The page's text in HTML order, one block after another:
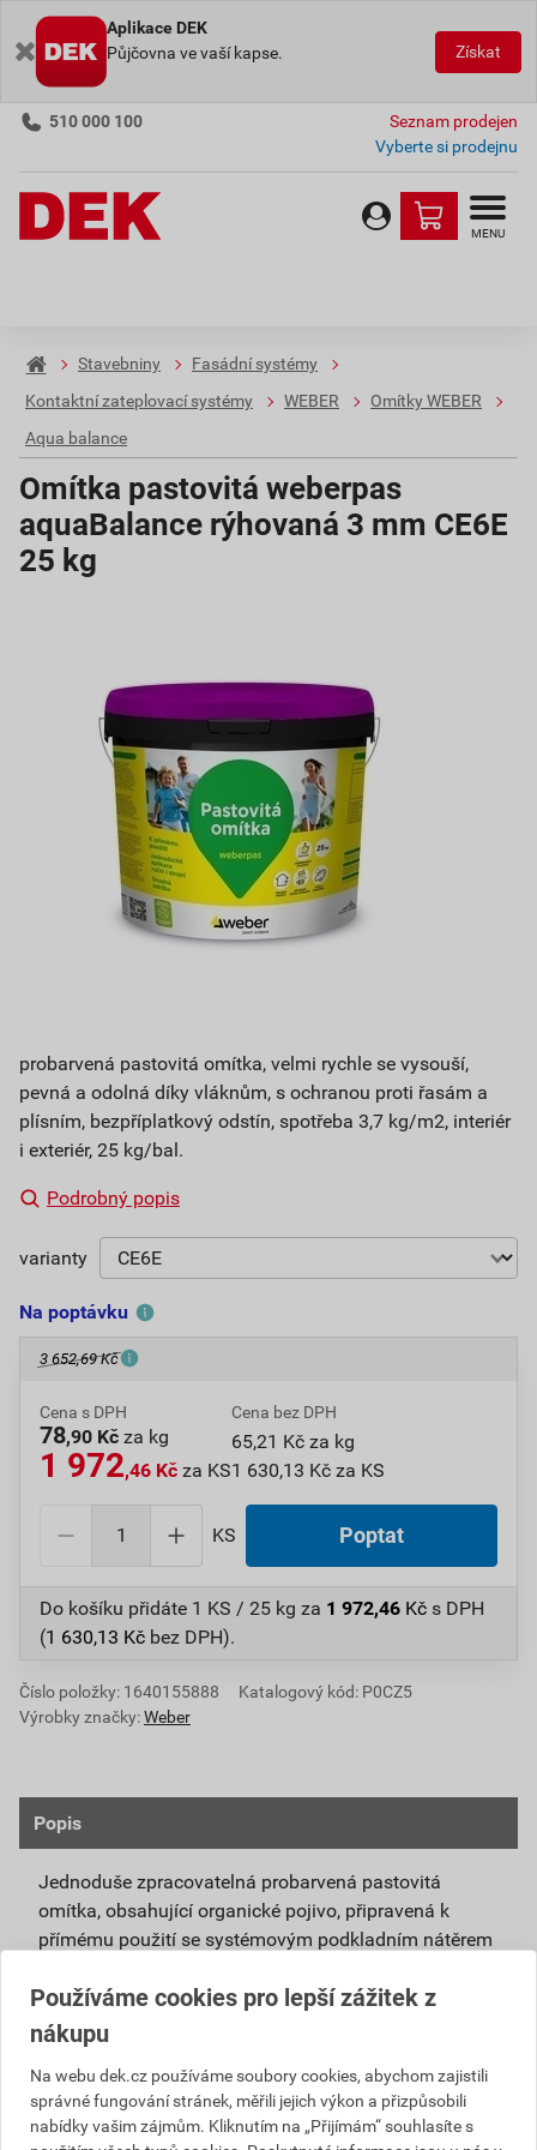
Aplikace DEK
Půjčovna ve vaší kapse.
Získat
510 000 100
Seznam prodejen
Vyberte si prodejnu
MENU
Stavebniny
Fasádní systémy
Kontaktní zateplovací systémy
WEBER
Omítky WEBER
Aqua balance
Omítka pastovitá weberpas
aquaBalance rýhovaná 3 mm CE6E
25 kg
probarvená pastovitá omítka, velmi rychle se vysouší,
pevná a odolná díky vláknům, s ochranou proti řasám a
plísním, bezpříplatkový odstín, spotřeba 3,7 kg/m2, interiér
i exteriér, 25 kg/bal.
Podrobný popis
varianty
Na poptávku
3 652,69 Kč
Cena s DPH
78,90 Kč za kg
1 972,46 Kč za KS
Cena bez DPH
65,21 Kč za kg
1 630,13 Kč za KS
KS Poptat
Do košíku přidáte 1 KS / 25 kg za 1 972,46 Kč s DPH
(1 630,13 Kč bez DPH).
Číslo položky: 1640155888
Katalogový kód: P0CZ5
Výrobky značky:Weber
Popis
Jednoduše zpracovatelná probarvená pastovitá
omítka, obsahující organické pojivo, připravená k
přímému použití se systémovým podkladním nátěrem
Vlivem ochlazování vnějšího souvrství
zateplovacích systémů v nočních hodinách,
dochází ke kondenzaci vody na povrchu, která
vytváří živnou půdu pro růst nevzhledných řas.
Povrch omítky weberpas aquaBalance dokáže
Používáme cookies pro lepší zážitek z
nákupu
Na webu dek.cz používáme soubory cookies, abychom zajistili
správné fungování stránek, měřili jejich výkon a přizpůsobili
nabídky vašim zájmům. Kliknutím na „Přijímám“ souhlasíte s